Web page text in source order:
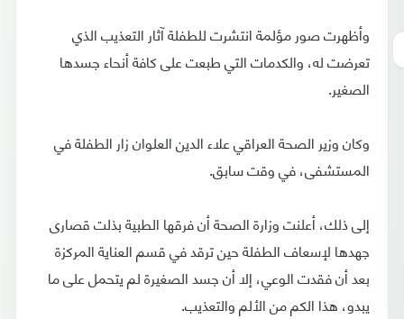
وأظهرت صور مؤلمة انتشرت للطفلة آثار التعذيب الذي
تعرضت له، والكدمات التي طبعت على كافة أنحاء جسدها
الصغير.
وكان وزير الصحة العراقي علاء الدين العلوان زار الطفلة في
المستشفى، في وقت سابق.
إلى ذلك، أعلنت وزارة الصحة أن فرقها الطبية بذلت قصارى
جهدها لإسعاف الطفلة حين ترقد في قسم العناية المركزة
بعد أن فقدت الوعي، إلا أن جسد الصغيرة لم يتحمل على ما
يبدو، هذا الكم من الألم والتعذيب.